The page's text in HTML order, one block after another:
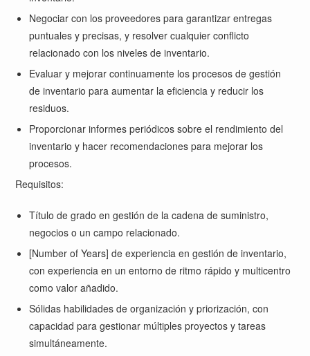
Negociar con los proveedores para garantizar entregas
puntuales y precisas, y resolver cualquier conflicto
relacionado con los niveles de inventario.
Evaluar y mejorar continuamente los procesos de gestión
de inventario para aumentar la eficiencia y reducir los
residuos.
Proporcionar informes periódicos sobre el rendimiento del
inventario y hacer recomendaciones para mejorar los
procesos.
Requisitos:
Título de grado en gestión de la cadena de suministro,
negocios o un campo relacionado.
[Number of Years] de experiencia en gestión de inventario,
con experiencia en un entorno de ritmo rápido y multicentro
como valor añadido.
Sólidas habilidades de organización y priorización, con
capacidad para gestionar múltiples proyectos y tareas
simultáneamente.